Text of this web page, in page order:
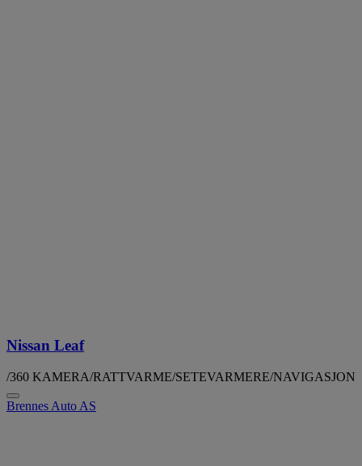
Nissan Leaf
/360 KAMERA/RATTVARME/SETEVARMERE/NAVIGASJON
Brennes Auto AS